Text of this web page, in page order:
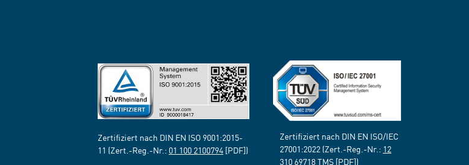
Zertifiziert nach DIN EN ISO 9001:2015-
11 (Zert.-Reg.-Nr.: 01 100 2100794 [PDF])
Zertifiziert nach DIN EN ISO/IEC
27001:2022 (Zert.-Reg.-Nr.: 12
310 69718 TMS [PDF])